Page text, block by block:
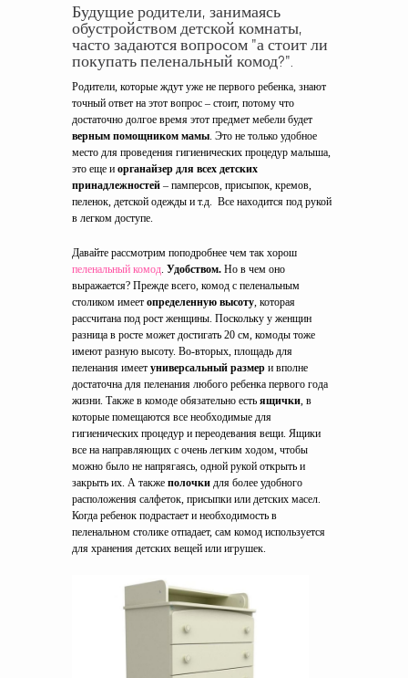
Будущие родители, занимаясь
обустройством детской комнаты,
часто задаются вопросом "а стоит ли
покупать пеленальный комод?".
Родители, которые ждут уже не первого ребенка, знают
точный ответ на этот вопрос – стоит, потому что
достаточно долгое время этот предмет мебели будет
верным помощником мамы. Это не только удобное
место для проведения гигиенических процедур малыша,
это еще и органайзер для всех детских
принадлежностей – памперсов, присыпок, кремов,
пеленок, детской одежды и т.д. Все находится под рукой
в легком доступе.
Давайте рассмотрим поподробнее чем так хорош
пеленальный комод. Удобством. Но в чем оно
выражается? Прежде всего, комод с пеленальным
столиком имеет определенную высоту, которая
рассчитана под рост женщины. Поскольку у женщин
разница в росте может достигать 20 см, комоды тоже
имеют разную высоту. Во-вторых, площадь для
пеленания имеет универсальный размер и вполне
достаточна для пеленания любого ребенка первого года
жизни. Также в комоде обязательно есть ящички, в
которые помещаются все необходимые для
гигиенических процедур и переодевания вещи. Ящики
все на направляющих с очень легким ходом, чтобы
можно было не напрягаясь, одной рукой открыть и
закрыть их. А также полочки для более удобного
расположения салфеток, присыпки или детских масел.
Когда ребенок подрастает и необходимость в
пеленальном столике отпадает, сам комод используется
для хранения детских вещей или игрушек.